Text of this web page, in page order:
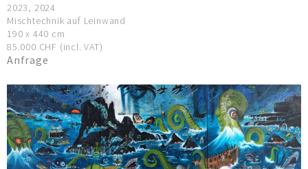
2023, 2024
Mischtechnik auf Leinwand
190 x 440 cm
85.000 CHF (incl. VAT)
Anfrage